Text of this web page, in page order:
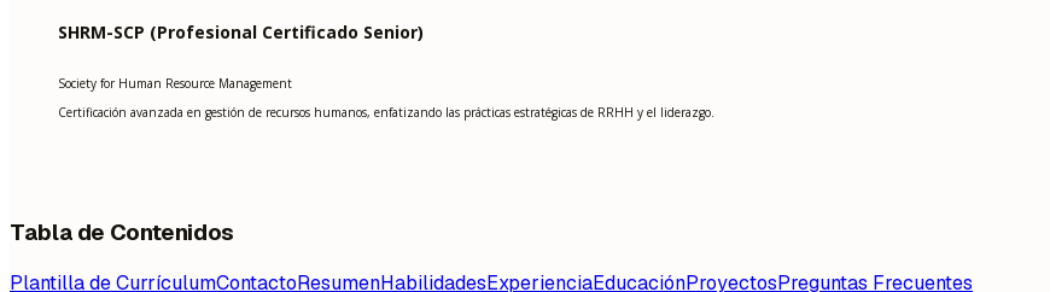
SHRM-SCP (Profesional Certificado Senior)
Society for Human Resource Management
Certificación avanzada en gestión de recursos humanos, enfatizando las prácticas estratégicas de RRHH y el liderazgo.
Tabla de Contenidos
Plantilla de CurrículumContactoResumenHabilidadesExperienciaEducaciónProyectosPreguntas Frecuentes